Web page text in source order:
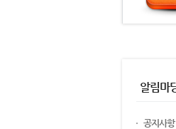
알림마
공지사항